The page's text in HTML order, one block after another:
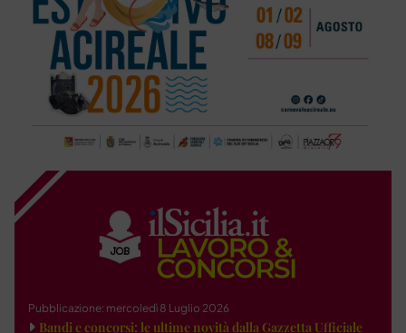
Pubblicazione: mercoledì 8 Luglio 2026
Bandi e concorsi: le ultime novità dalla Gazzetta Ufficiale